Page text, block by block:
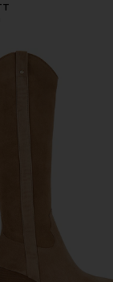
САПОГИ WYATT